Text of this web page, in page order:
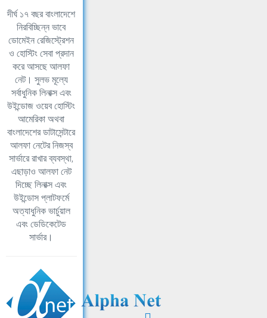
দীর্ঘ ১৭ বছর বাংলাদেশে
নিরবিচ্ছিন্ন ভাবে
ডোমেইন রেজিস্ট্রেশন
ও হোস্টিং সেবা প্রদান
করে আসছে আলফা
নেট। সুলভ মূল্যে
সর্বাধুনিক লিনাক্স এবং
উইন্ডোজ ওয়েব হোস্টিং
আমেরিকা অথবা
বাংলাদেশের ডাটাসেন্টারে
আলফা নেটের নিজস্ব
সার্ভারে রাখার ব্যবস্থা,
এছাড়াও আলফা নেট
দিচ্ছে লিনাক্স এবং
উইন্ডোস প্লাটফর্মে
অত্যাধুনিক ভার্চুয়াল
এবং ডেডিকেটেড
সার্ভার।